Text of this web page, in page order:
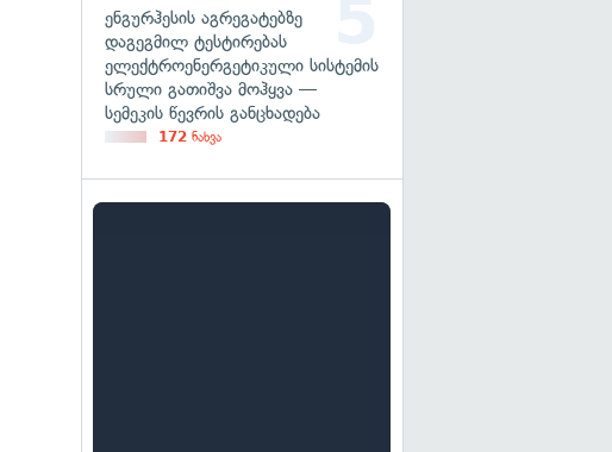
ენგურჰესის აგრეგატებზე
დაგეგმილ ტესტირებას
ელექტროენერგეტიკული სისტემის
სრული გათიშვა მოჰყვა —
სემეკის წევრის განცხადება
172 ნახვა